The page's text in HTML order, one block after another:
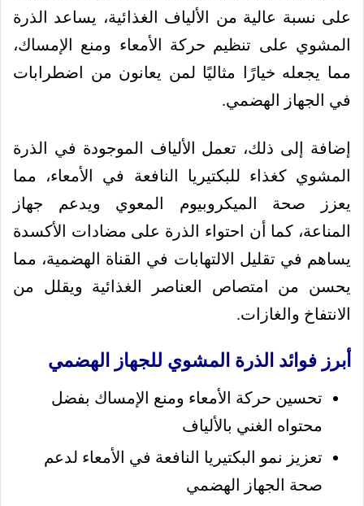
على نسبة عالية من الألياف الغذائية، يساعد الذرة
المشوي على تنظيم حركة الأمعاء ومنع الإمساك،
مما يجعله خيارًا مثاليًا لمن يعانون من اضطرابات
في الجهاز الهضمي.
إضافة إلى ذلك، تعمل الألياف الموجودة في الذرة
المشوي كغذاء للبكتيريا النافعة في الأمعاء، مما
يعزز صحة الميكروبيوم المعوي ويدعم جهاز
المناعة، كما أن احتواء الذرة على مضادات الأكسدة
يساهم في تقليل الالتهابات في القناة الهضمية، مما
يحسن من امتصاص العناصر الغذائية ويقلل من
الانتفاخ والغازات.
أبرز فوائد الذرة المشوي للجهاز الهضمي
تحسين حركة الأمعاء ومنع الإمساك بفضل
محتواه الغني بالألياف
تعزيز نمو البكتيريا النافعة في الأمعاء لدعم
صحة الجهاز الهضمي